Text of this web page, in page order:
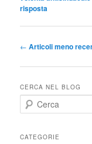
risposta
Navigazione
← Articoli meno
CERCA NEL BLOG
e
c
CATEGORIE